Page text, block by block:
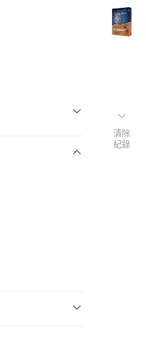
清除
紀錄